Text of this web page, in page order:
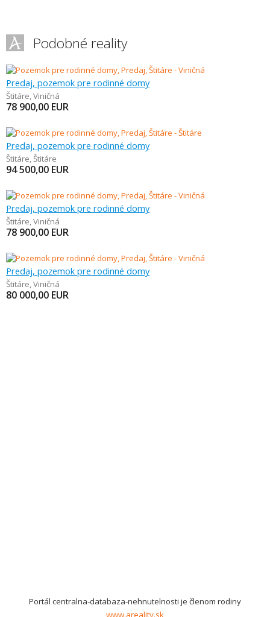
Podobné reality
Predaj, pozemok pre rodinné domy
Štitáre,Viničná
78 900,00 EUR
Predaj, pozemok pre rodinné domy
Štitáre,Štitáre
94 500,00 EUR
Predaj, pozemok pre rodinné domy
Štitáre,Viničná
78 900,00 EUR
Predaj, pozemok pre rodinné domy
Štitáre,Viničná
80 000,00 EUR
Portál centralna-databaza-nehnutelnosti je členom rodiny
www.areality.sk